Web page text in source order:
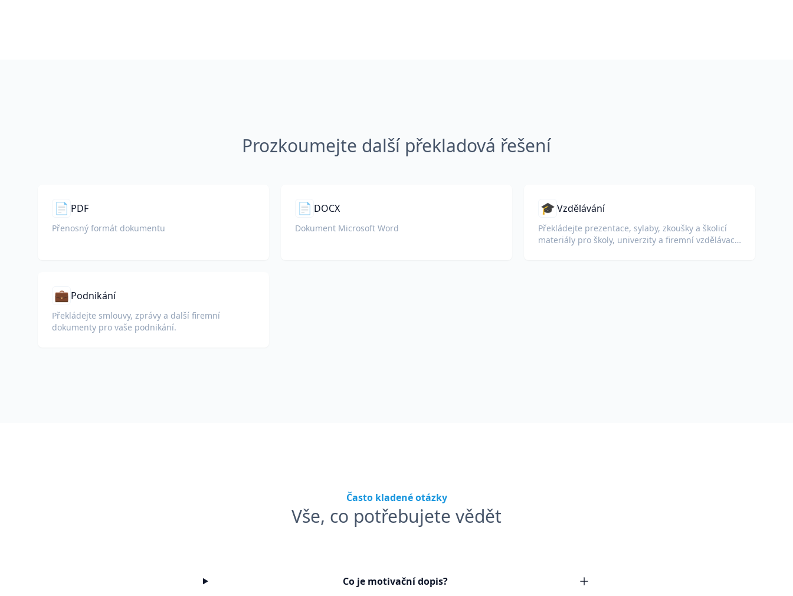
Prozkoumejte další překladová řešení
📄 PDF
Přenosný formát dokumentu
📄 DOCX
Dokument Microsoft Word
🎓Vzdělávání
Překládejte prezentace, sylaby, zkoušky a školicí
materiály pro školy, univerzity a firemní vzdělávací
💼 Podnikání
Překládejte smlouvy, zprávy a další firemní
dokumenty pro vaše podnikání.
Často kladené otázky
Vše, co potřebujete vědět
Co je motivační dopis?